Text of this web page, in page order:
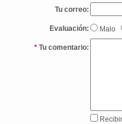
Tu correo:
Evaluación: Malo
* Tu comentario: